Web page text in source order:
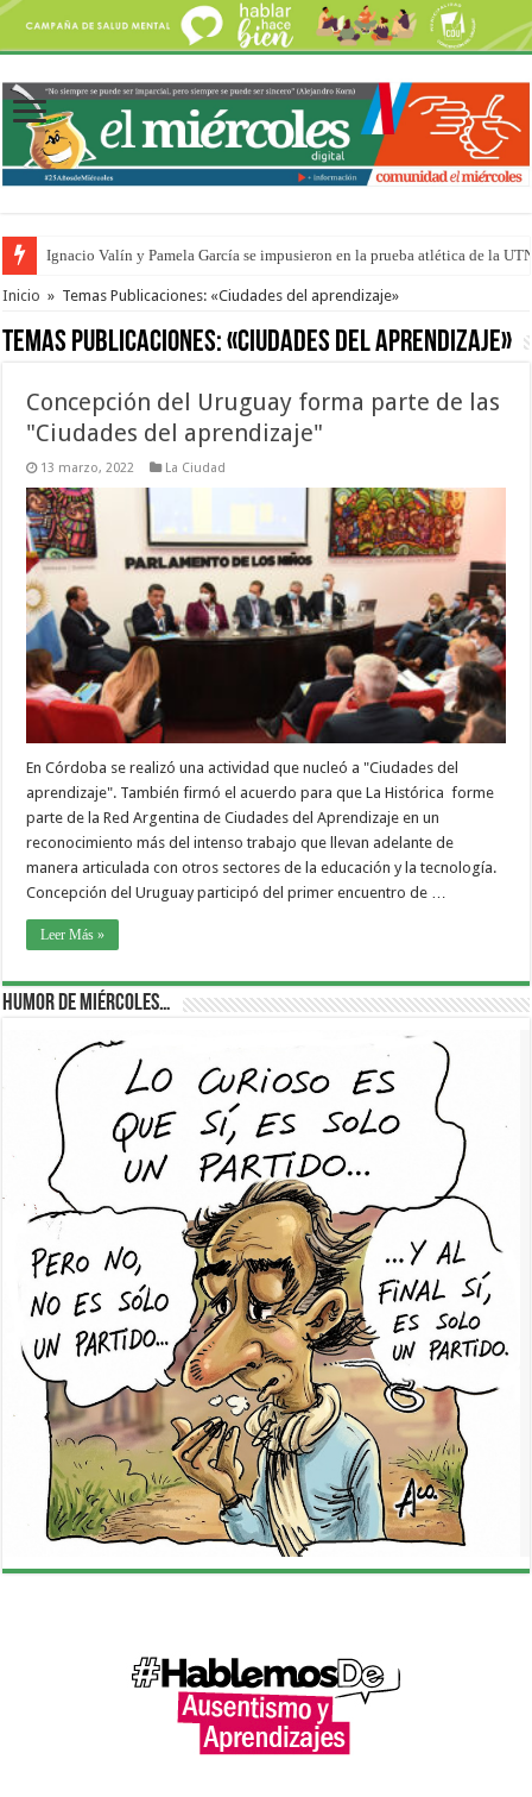
Ignacio Valín y Pamela García se impusieron en la prueba atlética de la
Traigo el litoral en mi canción: 100 años de Aníbal Sampayo
Inicio » Temas Publicaciones: «Ciudades del aprendizaje»
Temas Publicaciones:«Ciudades del aprendizaje»
Concepción del Uruguay forma parte de las
"Ciudades del aprendizaje"
13 marzo, 2022 La Ciudad
En Córdoba se realizó una actividad que nucleó a "Ciudades del
aprendizaje". También firmó el acuerdo para que La Histórica forme
parte de la Red Argentina de Ciudades del Aprendizaje en un
reconocimiento más del intenso trabajo que llevan adelante de
manera articulada con otros sectores de la educación y la tecnología.
Concepción del Uruguay participó del primer encuentro de …
Leer Más »
Humor de Miércoles…